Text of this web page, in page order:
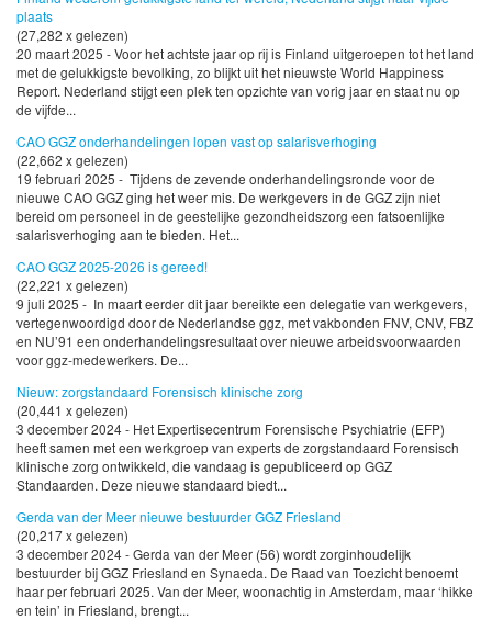
plaats
(27,282 x gelezen)
20 maart 2025 - Voor het achtste jaar op rij is Finland uitgeroepen tot het land
met de gelukkigste bevolking, zo blijkt uit het nieuwste World Happiness
Report. Nederland stijgt een plek ten opzichte van vorig jaar en staat nu op
de vijfde...
CAO GGZ onderhandelingen lopen vast op salarisverhoging
(22,662 x gelezen)
19 februari 2025 - Tijdens de zevende onderhandelingsronde voor de
nieuwe CAO GGZ ging het weer mis. De werkgevers in de GGZ zijn niet
bereid om personeel in de geestelijke gezondheidszorg een fatsoenlijke
salarisverhoging aan te bieden. Het...
CAO GGZ 2025-2026 is gereed!
(22,221 x gelezen)
9 juli 2025 - In maart eerder dit jaar bereikte een delegatie van werkgevers,
vertegenwoordigd door de Nederlandse ggz, met vakbonden FNV, CNV, FBZ
en NU’91 een onderhandelingsresultaat over nieuwe arbeidsvoorwaarden
voor ggz-medewerkers. De...
Nieuw: zorgstandaard Forensisch klinische zorg
(20,441 x gelezen)
3 december 2024 - Het Expertisecentrum Forensische Psychiatrie (EFP)
heeft samen met een werkgroep van experts de zorgstandaard Forensisch
klinische zorg ontwikkeld, die vandaag is gepubliceerd op GGZ
Standaarden. Deze nieuwe standaard biedt...
Gerda van der Meer nieuwe bestuurder GGZ Friesland
(20,217 x gelezen)
3 december 2024 - Gerda van der Meer (56) wordt zorginhoudelijk
bestuurder bij GGZ Friesland en Synaeda. De Raad van Toezicht benoemt
haar per februari 2025. Van der Meer, woonachtig in Amsterdam, maar ‘hikke
en tein’ in Friesland, brengt...